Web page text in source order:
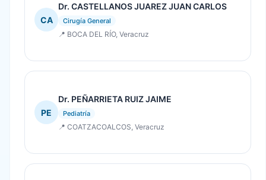
CA
Dr. CASTELLANOS JUAREZ JUAN CARLOS
Cirugía General
📍 BOCA DEL RÍO, Veracruz
PE
Dr. PEÑARRIETA RUIZ JAIME
Pediatría
📍 COATZACOALCOS, Veracruz